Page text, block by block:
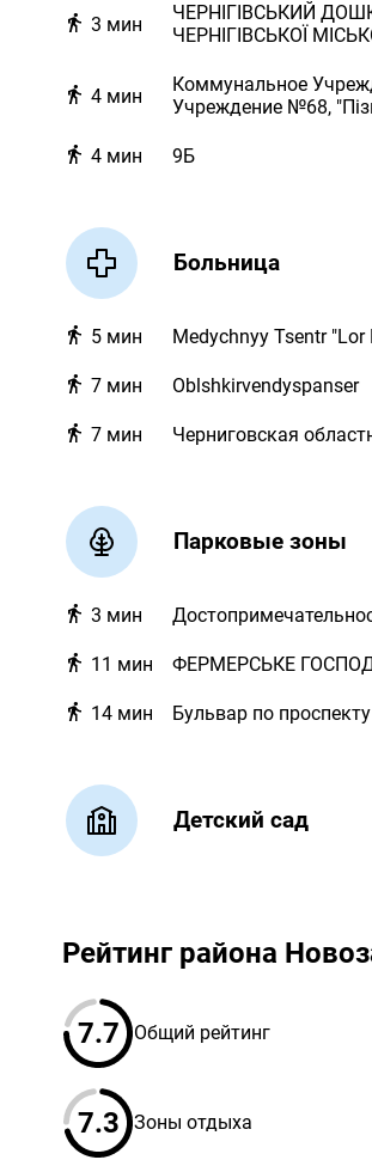
3 мин
ЧЕРНІГІВСЬКИЙ
ЧЕРНІГІВСЬКОЇ
4 мин
Коммунальное
Учреждение №68,
4 мин 9Б
Больница
5 мин Medychnyy Tsentr "Lor
7 мин Oblshkirvendyspanser
7 мин Черниговская
Парковые зоны
3 мин
11 мин ФЕРМЕРСЬКЕ
14 мин Бульвар по
Детский сад
Рейтинг района
7.7 Общий рейтинг
7.3 Зоны отдыха